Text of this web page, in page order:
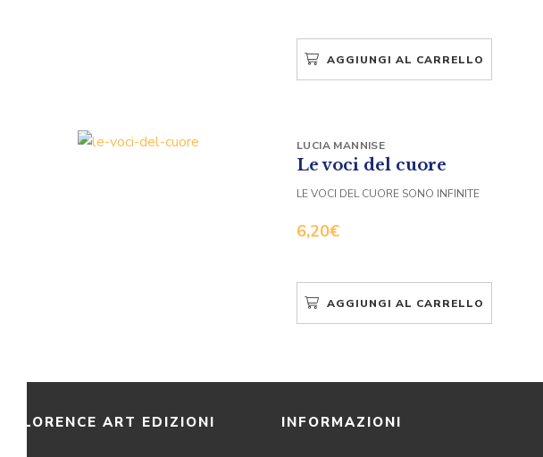
AGGIUNGI AL CARRELLO
Le voci del cuore
6,20€
LUCIA MANNISE
LE VOCI DEL CUORE SONO INFINITE
AGGIUNGI AL CARRELLO
FLORENCE ART EDIZIONI INFORMAZIONI